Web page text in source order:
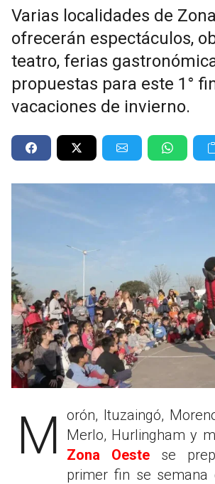
Varias localidades de
ofrecerán espectáculos,
teatro, ferias
propuestas para este 1°
vacaciones de invierno.
Morón, Ituzaingó, Moreno, La Matanza,
Merlo, Hurlingham y
Zona Oeste se
primer fin se semana